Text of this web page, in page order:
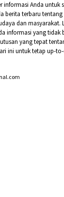
informasi Anda untuk
berita terbaru
dan masyarakat.
informasi yang tidak
yang tepat
ini untuk tetap up-